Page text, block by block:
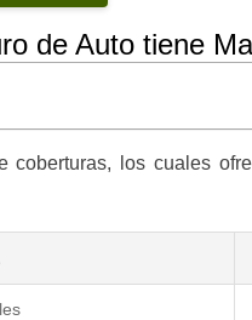
de Auto tiene
coberturas, los cuales